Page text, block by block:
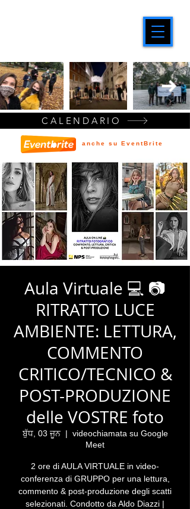
Aula Virtuale 💻 📷
RITRATTO LUCE
AMBIENTE: LETTURA,
COMMENTO
CRITICO/TECNICO &
POST-PRODUZIONE
delle VOSTRE foto
ਬੁੱਧ, 03 ਜੂਨ
  |
videochiamata su Google
Meet
2 ore di AULA VIRTUALE in video-
conferenza di GRUPPO per una lettura,
commento & post-produzione degli scatti
selezionati. Condotto da Aldo Diazzi |
CALENDARIO
anche su EventBrite